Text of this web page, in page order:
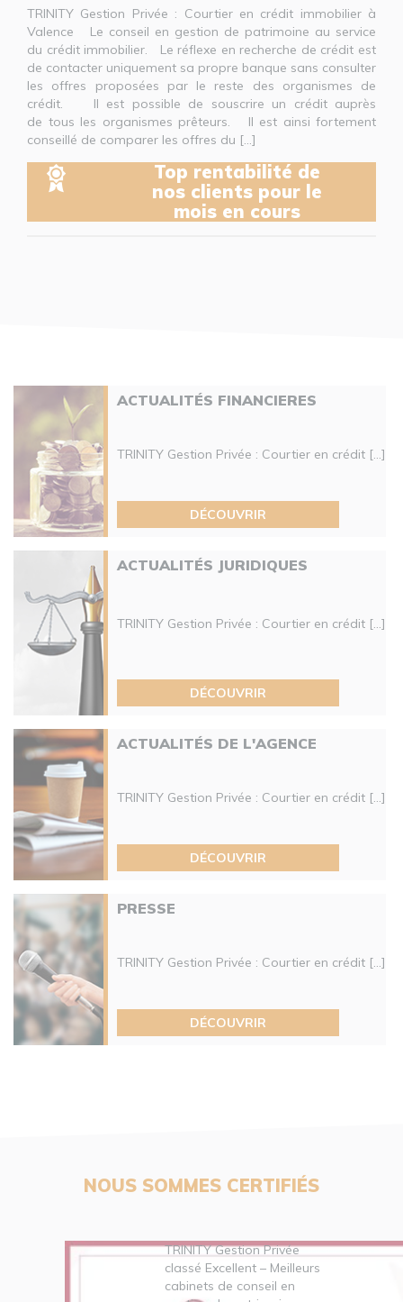
TRINITY Gestion Privée : Courtier en crédit immobilier à
Valence Le conseil en gestion de patrimoine au service
du crédit immobilier. Le réflexe en recherche de crédit est
de contacter uniquement sa propre banque sans consulter
les offres proposées par le reste des organismes de
crédit. Il est possible de souscrire un crédit auprès
de tous les organismes prêteurs. Il est ainsi fortement
conseillé de comparer les offres du [...]
Top rentabilité de
nos clients pour le
mois en cours
ACTUALITÉS FINANCIERES
TRINITY Gestion Privée : Courtier en crédit [...]
DÉCOUVRIR
ACTUALITÉS JURIDIQUES
TRINITY Gestion Privée : Courtier en crédit [...]
DÉCOUVRIR
ACTUALITÉS DE L'AGENCE
TRINITY Gestion Privée : Courtier en crédit [...]
DÉCOUVRIR
PRESSE
TRINITY Gestion Privée : Courtier en crédit [...]
DÉCOUVRIR
NOUS SOMMES CERTIFIÉS
TRINITY Gestion Privée
classé Excellent – Meilleurs
cabinets de conseil en